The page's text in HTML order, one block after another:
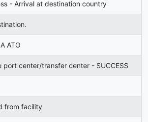
- Arrival at destination country
ATO
port center/transfer center - SUCCESS
from facility